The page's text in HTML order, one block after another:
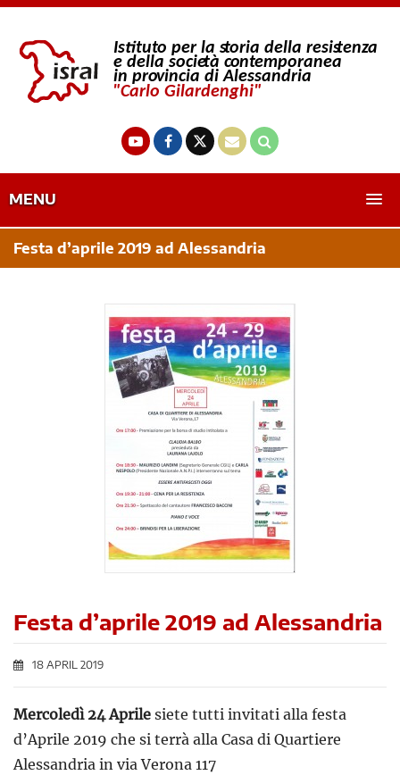
MENU
Festa d’aprile 2019 ad Alessandria
Festa d’aprile 2019 ad Alessandria
18 APRIL 2019
Mercoledì 24 Aprile siete tutti invitati alla festa
d’Aprile 2019 che si terrà alla Casa di Quartiere
Alessandria in via Verona 117